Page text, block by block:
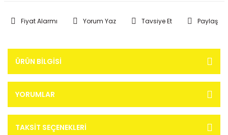
Fiyat Alarmı Yorum Yaz Tavsiye Et Paylaş
ÜRÜN BILGISI
YORUMLAR
TAKSIT SEÇENEKLERI